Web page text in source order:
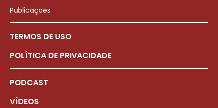
Publicações
TERMOS DE USO
POLÍTICA DE PRIVACIDADE
PODCAST
VÍDEOS